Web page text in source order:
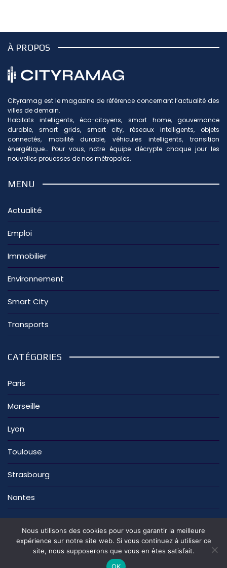
À PROPOS
Cityramag est le magazine de référence concernant l’actualité des
villes de demain.
Habitats intelligents, éco-citoyens, smart home, gouvernance
durable, smart grids, smart city, réseaux intelligents, objets
connectés, mobilité durable, véhicules intelligents, transition
énergétique… Pour vous, notre équipe décrypte chaque jour les
nouvelles prouesses de nos métropoles.
MENU
Actualité
Emploi
Immobilier
Environnement
Smart City
Transports
CATÉGORIES
Paris
Marseille
Lyon
Toulouse
Strasbourg
Nantes
La rédaction Nous contacter
Mentions légales
Politique de confidentialité
Nous utilisons des cookies pour vous garantir la meilleure
expérience sur notre site web. Si vous continuez à utiliser ce
site, nous supposerons que vous en êtes satisfait.
OK